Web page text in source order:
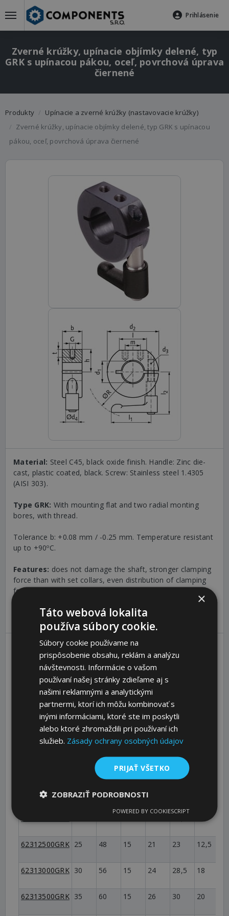
Prihlásenie
Zverné krúžky, upínacie objímky delené, typ
GRK s upínacou pákou, oceľ, povrchová úprava
čiernené
Produkty
Upínacie a zverné krúžky (nastavovacie krúžky)
Zverné krúžky, upínacie objímky delené, typ GRK s upínacou
pákou, oceľ, povrchová úprava čiernené
Material: Steel C45, black oxide finish. Handle: Zinc die-
cast, plastic coated, black. Screw: Stainless steel 1.4305
(AISI 303).
Type GRK: With mounting flat and two radial monting
bores, with thread.
Tolerance b: +0.08 mm / -0.25 mm. Temperature resistant
up to +90ºC.
Features: does not damage the shaft, stronger clamping
force than with set collars, even distribution of clamping
forces, precise bores. The disengageable, adjustable
[mm] [mm] [mm] [mm]
62311000GRK
10 28 9 12
62311200GRK 12 30 11 13 15
62311500GRK 15 36 13 15 19,5
13 16
62312000GRK 20 42 15 18
62312200GRK
62312500GRK 25 48 15 21 23 12,5
62313000GRK 30 56 15 24 28,5 18
62313500GRK 35 60 15 26 30 20
×
Táto webová lokalita
používa súbory cookie.
Súbory cookie používame na
prispôsobenie obsahu, reklám a analýzu
návštevnosti. Informácie o vašom
používaní našej stránky zdieľame aj s
našimi reklamnými a analytickými
partnermi, ktorí ich môžu kombinovať s
inými informáciami, ktoré ste im poskytli
alebo ktoré zhromaždili pri používaní ich
služieb. Zásady ochrany osobných údajov
PRIJAŤ VŠETKO
ZOBRAZIŤ PODROBNOSTI
POWERED BY COOKIESCRIPT